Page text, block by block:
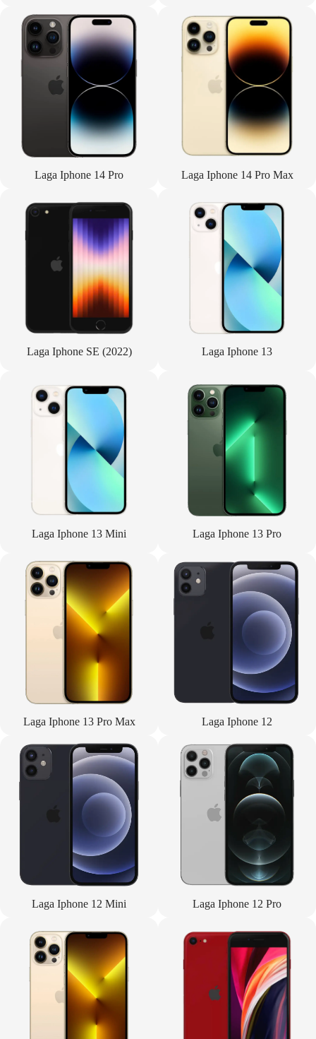
Laga Iphone 14 Pro Laga Iphone 14 Pro Max
Laga Iphone SE (2022) Laga Iphone 13
Laga Iphone 13 Mini Laga Iphone 13 Pro
Laga Iphone 13 Pro Max Laga Iphone 12
Laga Iphone 12 Mini Laga Iphone 12 Pro